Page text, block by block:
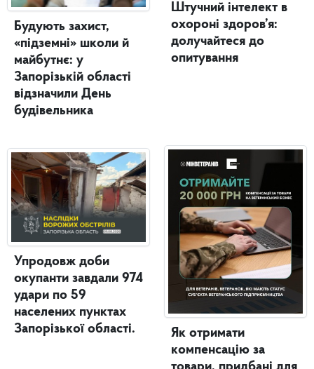
Будують захист,
«підземні» школи й
майбутнє: у
Запорізькій області
відзначили День
будівельника
Упродовж доби
окупанти завдали 974
удари по 59
населених пунктах
Запорізької області.
Штучний інтелект в
охороні здоров’я:
долучайтеся до
опитування
Як отримати
компенсацію за